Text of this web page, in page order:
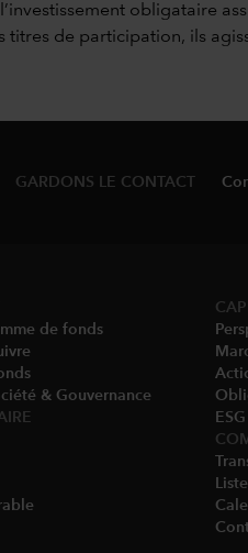
obligataire
titres de participation, ils
GARDONS LE CONTACT
de fonds
& Gouvernance​
ESG